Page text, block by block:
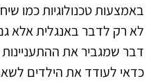
באמצעות טכנולוגיות כמו
לא רק לדבר באנגלית אלא
דבר שמגביר את
כדאי לעודד את הילדים